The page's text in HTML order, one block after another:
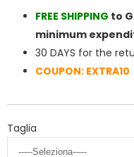
FREE SHIPPING to
minimum
30 DAYS for the
COUPON: EXTRA10
Taglia